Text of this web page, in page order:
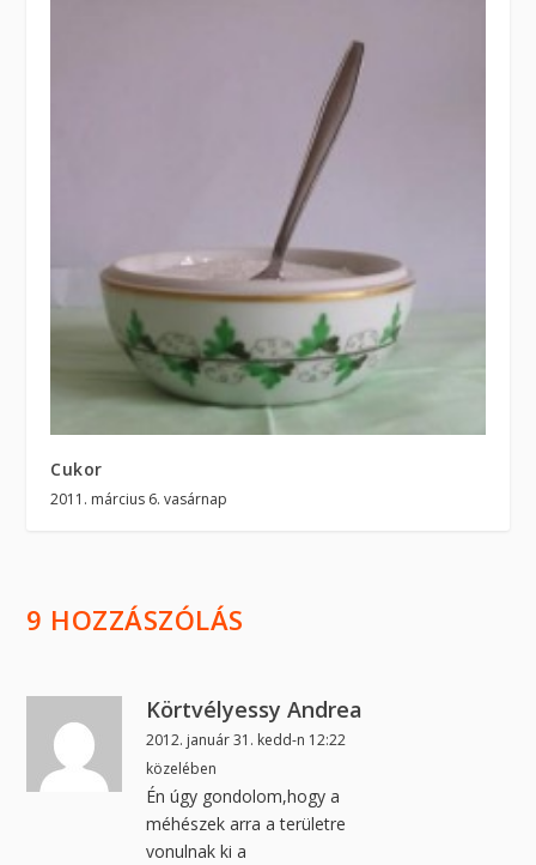
Cukor
2011. március 6. vasárnap
9 HOZZÁSZÓLÁS
Körtvélyessy Andrea
2012. január 31. kedd-n 12:22
közelében
Én úgy gondolom,hogy a
méhészek arra a területre
vonulnak ki a